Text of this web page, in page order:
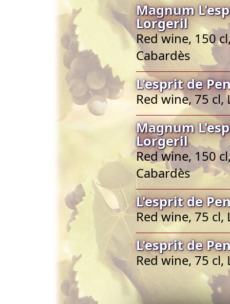
Magnum
Lorgeril
Red wine, 150
Cabardès
L'esprit de
Red wine, 75
Magnum
Lorgeril
Red wine, 150
Cabardès
L'esprit de
Red wine, 75 cl,
L'esprit de
Red wine, 75